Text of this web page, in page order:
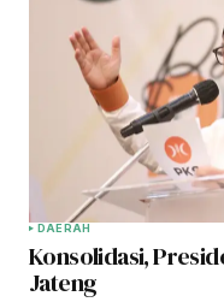
DAERAH
Konsolidasi,
Jateng